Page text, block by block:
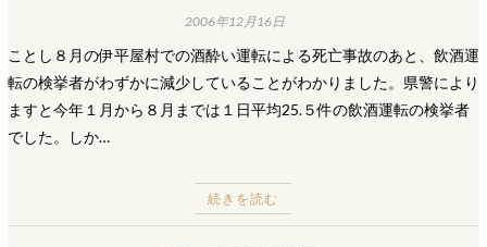
2006年12月16日
ことし８月の伊平屋村での酒酔い運転による死亡事故のあと、飲酒運
転の検挙者がわずかに減少していることがわかりました。県警により
ますと今年１月から８月までは１日平均25.５件の飲酒運転の検挙者
でした。しか…
続きを読む